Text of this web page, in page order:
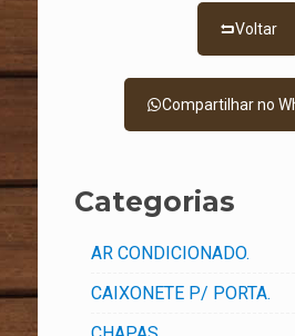
Voltar
Compartilhar no
Categorias
AR CONDICIONADO.
CAIXONETE P/ PORTA.